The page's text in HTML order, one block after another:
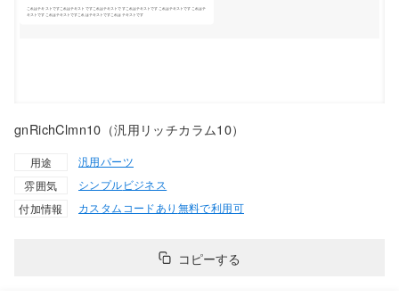
gnRichClmn10（汎用リッチカラム10）
用途
汎用パーツ
雰囲気
シンプルビジネス
付加情報
カスタムコードあり 無料で利用可
コピーする